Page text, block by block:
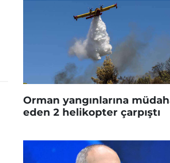
Orman yangınlarına
eden 2 helikopter çarpıştı